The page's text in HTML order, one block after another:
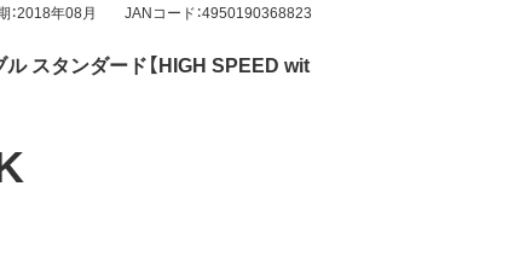
：2018年08月 JANコード：4950190368823
スタンダード【HIGH SPEED wit